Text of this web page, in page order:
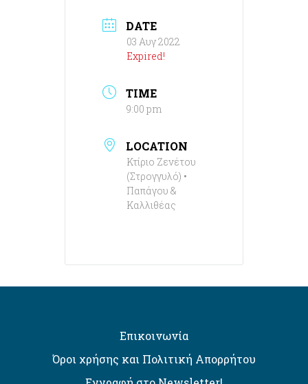
DATE
03 Αυγ 2022
Expired!
TIME
9:00 pm
LOCATION
Κτίριο Ζενέτου
(Στρογγυλό) •
Παπάγου &
Καλλιθέας
Επικοινωνία
Όροι χρήσης και Πολιτική Απορρήτου